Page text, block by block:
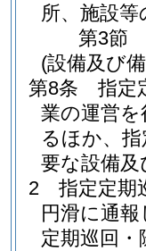
所、施設
第3節
(設備及び
第8条
指定
業の運営
るほか、
要な設備
2
指定定期
円滑に通
定期巡回